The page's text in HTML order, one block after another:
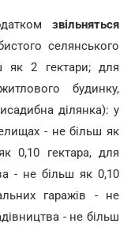
звільняться
селянського
як 2 гектари; для
будинку,
ділянка): у
- не більш як
0,10 гектара, для
- не більш як 0,10
гаражів - не
- не більш